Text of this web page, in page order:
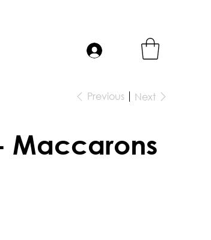
Previous Next